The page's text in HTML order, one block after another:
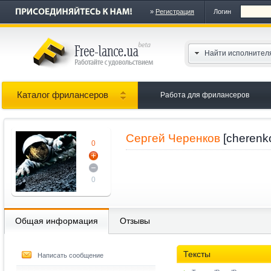
» Регистрация Логин
Найти
Каталог фрилансеров Работа для фрилансеров
0
0
Сергей Черенков
Общая информация Отзывы
Написать сообщение Тексты